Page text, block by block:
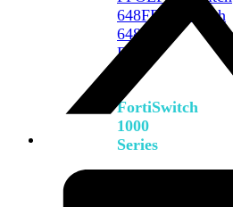
648FFortiSwitch
648F-
FPOE
FortiSwitch
1000
Series